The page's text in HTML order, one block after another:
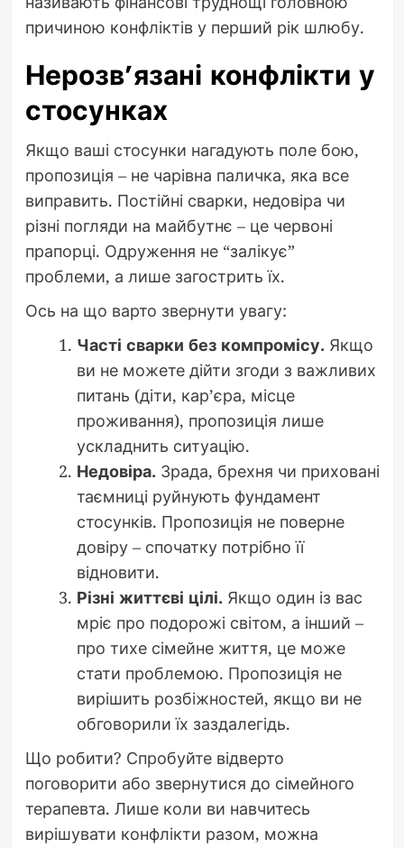
причиною конфліктів у перший рік шлюбу.
Нерозв’язані конфлікти у
стосунках
Якщо ваші стосунки нагадують поле бою,
пропозиція – не чарівна паличка, яка все
виправить. Постійні сварки, недовіра чи
різні погляди на майбутнє – це червоні
прапорці. Одруження не “залікує”
проблеми, а лише загострить їх.
Ось на що варто звернути увагу:
Часті сварки без компромісу. Якщо
ви не можете дійти згоди з важливих
питань (діти, кар’єра, місце
проживання), пропозиція лише
ускладнить ситуацію.
Недовіра. Зрада, брехня чи приховані
таємниці руйнують фундамент
стосунків. Пропозиція не поверне
довіру – спочатку потрібно її
відновити.
Різні життєві цілі. Якщо один із вас
мріє про подорожі світом, а інший –
про тихе сімейне життя, це може
стати проблемою. Пропозиція не
вирішить розбіжностей, якщо ви не
обговорили їх заздалегідь.
Що робити? Спробуйте відверто
поговорити або звернутися до сімейного
терапевта. Лише коли ви навчитесь
вирішувати конфлікти разом, можна